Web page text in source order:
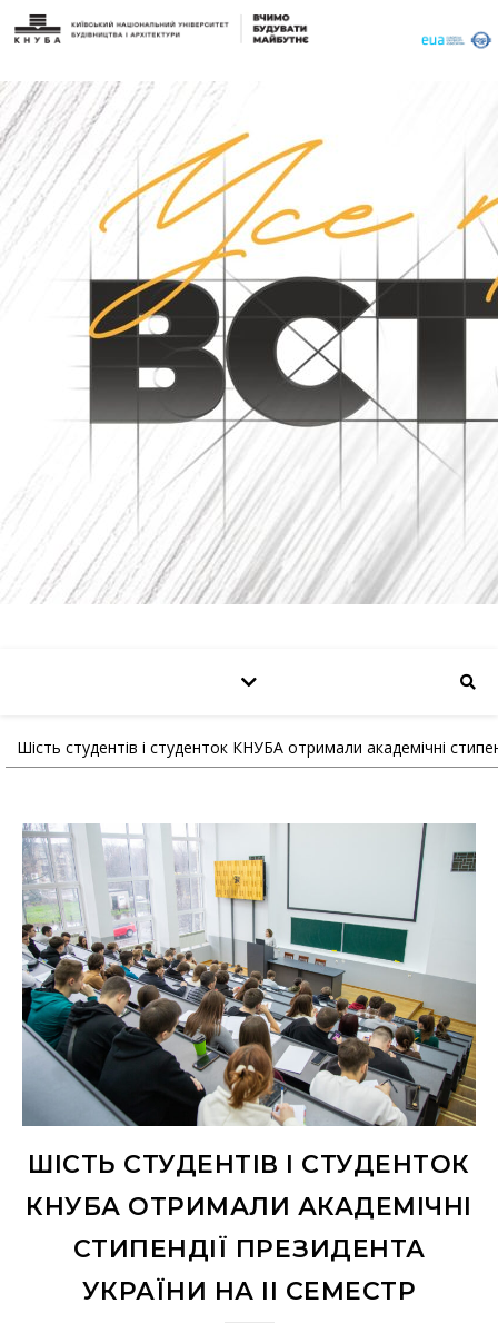
Шість студентів і студенток КНУБА отримали академічні
ШІСТЬ СТУДЕНТІВ І СТУДЕНТОК
КНУБА ОТРИМАЛИ АКАДЕМІЧНІ
СТИПЕНДІЇ ПРЕЗИДЕНТА
УКРАЇНИ НА ІІ СЕМЕСТР